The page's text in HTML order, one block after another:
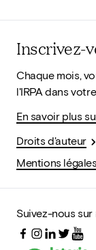
Inscrivez-
Chaque mois,
l'IRPA dans
En savoir plus
Droits d'auteur
Mentions légales
Suivez-nous sur